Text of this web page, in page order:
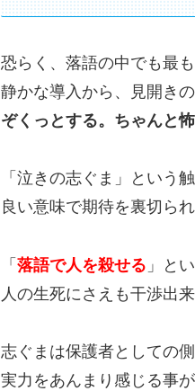
恐らく、落語の中でも最
静かな導入から、見開き
ぞくっとする。ちゃんと怖
「泣きの志ぐま」という
良い意味で期待を裏切られ
「 落語で人を殺せる 」と
人の生死にさえも干渉出
志ぐまは保護者としての側
実力をあんまり感じる事